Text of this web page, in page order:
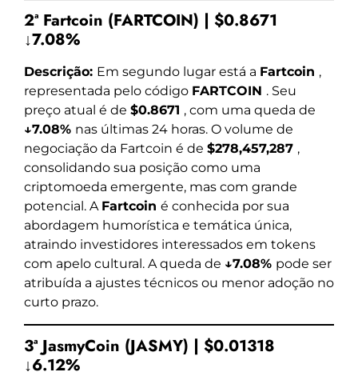
2ª Fartcoin (FARTCOIN) | $0.8671
↓7.08%
Descrição: Em segundo lugar está a Fartcoin ,
representada pelo código FARTCOIN . Seu
preço atual é de $0.8671 , com uma queda de
↓7.08% nas últimas 24 horas. O volume de
negociação da Fartcoin é de $278,457,287 ,
consolidando sua posição como uma
criptomoeda emergente, mas com grande
potencial. A Fartcoin é conhecida por sua
abordagem humorística e temática única,
atraindo investidores interessados em tokens
com apelo cultural. A queda de ↓7.08% pode ser
atribuída a ajustes técnicos ou menor adoção no
curto prazo.
3ª JasmyCoin (JASMY) | $0.01318
↓6.12%